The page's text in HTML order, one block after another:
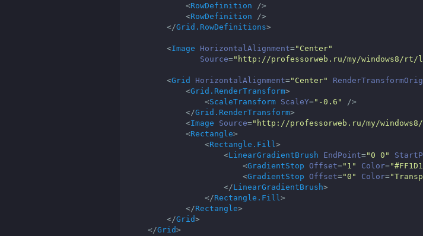
<RowDefinition />
<RowDefinition />
</Grid.RowDefinitions>
<Image HorizontalAlignment="Center"
Source="http://professorweb.ru/my/windows8/
<Grid HorizontalAlignment="Center"
<Grid.RenderTransform>
<ScaleTransform ScaleY="-0.6"
/>
</Grid.RenderTransform>
<Image Source="http://professorweb.ru/my/
<Rectangle>
<Rectangle.Fill>
<LinearGradientBrush EndPoint="0 0"
<GradientStop Offset="1" Color=
<GradientStop Offset="0" Color=
</LinearGradientBrush>
</Rectangle.Fill>
</Rectangle>
</Grid>
</Grid>